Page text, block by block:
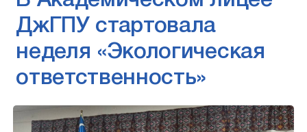
ДжГПУ стартовала
неделя «Экологическая
ответственность»